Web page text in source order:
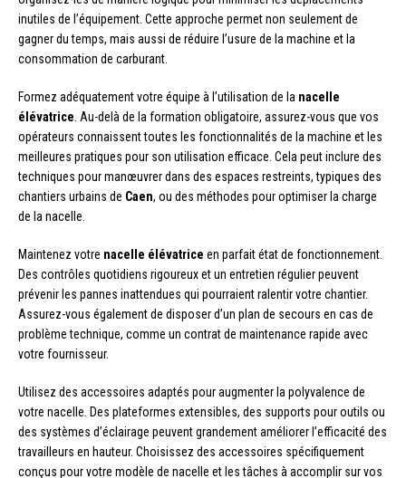
inutiles de l’équipement. Cette approche permet non seulement de
gagner du temps, mais aussi de réduire l’usure de la machine et la
consommation de carburant.
Formez adéquatement votre équipe à l’utilisation de la nacelle
élévatrice . Au-delà de la formation obligatoire, assurez-vous que vos
opérateurs connaissent toutes les fonctionnalités de la machine et les
meilleures pratiques pour son utilisation efficace. Cela peut inclure des
techniques pour manœuvrer dans des espaces restreints, typiques des
chantiers urbains de Caen, ou des méthodes pour optimiser la charge
de la nacelle.
Maintenez votre nacelle élévatrice en parfait état de fonctionnement.
Des contrôles quotidiens rigoureux et un entretien régulier peuvent
prévenir les pannes inattendues qui pourraient ralentir votre chantier.
Assurez-vous également de disposer d’un plan de secours en cas de
problème technique, comme un contrat de maintenance rapide avec
votre fournisseur.
Utilisez des accessoires adaptés pour augmenter la polyvalence de
votre nacelle. Des plateformes extensibles, des supports pour outils ou
des systèmes d’éclairage peuvent grandement améliorer l’efficacité des
travailleurs en hauteur. Choisissez des accessoires spécifiquement
conçus pour votre modèle de nacelle et les tâches à accomplir sur vos